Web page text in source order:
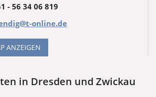
- 56 34 06 819
online.de
ANZEIGEN
in Dresden und Zwickau